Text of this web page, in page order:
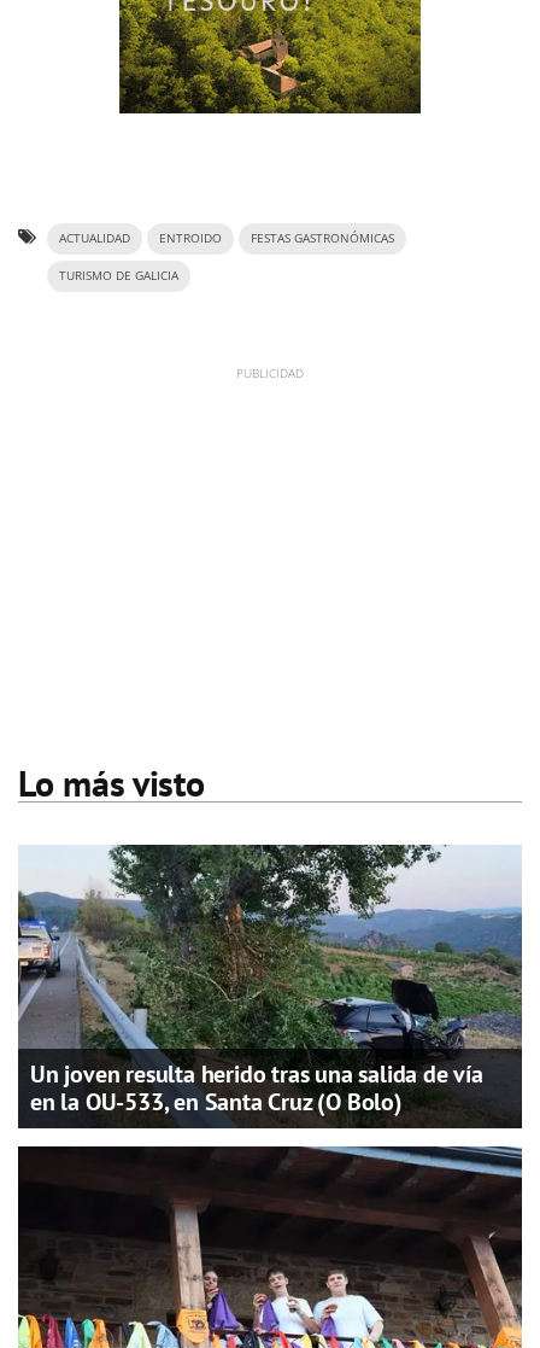
ACTUALIDAD ENTROIDO FESTAS GASTRONÓMICAS
TURISMO DE GALICIA
Lo más visto
Un joven resulta herido tras una salida de vía
en la OU-533, en Santa Cruz (O Bolo)